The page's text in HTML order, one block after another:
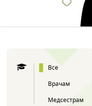
Все
Врачам
Медсестрам